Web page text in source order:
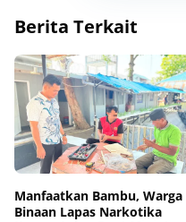
Berita Terkait
Manfaatkan Bambu, Warga
Binaan Lapas Narkotika